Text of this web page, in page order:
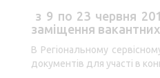
з 9 по 23 червня
заміщення
В Регіональному
документів для участі в